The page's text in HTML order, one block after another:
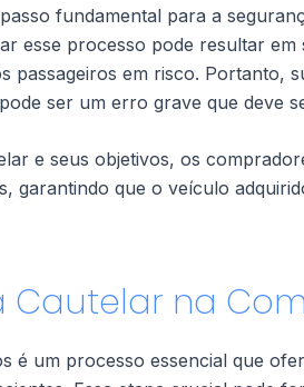
fundamental para a
esse processo pode resultar
passageiros em risco. Portanto,
ser um erro grave que deve
e seus objetivos, os
garantindo que o veículo
Cautelar na
é um processo essencial que